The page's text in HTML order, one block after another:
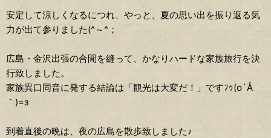
安定して涼しくなるにつれ、やっと、夏の思い出を振り返る気
力が出て参りました(^～^；
広島・金沢出張の合間を縫って、かなりハードな家族旅行を決
行致しました。
家族異口同音に発する結論は「観光は大変だ！」ですﾌｩ(o´Å
｀)=з
到着直後の晩は、夜の広島を散歩致しました♪